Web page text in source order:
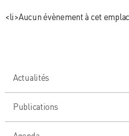
<li>Aucun évènement à cet
Actualités
Publications